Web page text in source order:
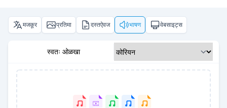
मजकूर प्रतिमा दस्तऐवज भाषण वेबसाइट्स
स्वतः ओळखा